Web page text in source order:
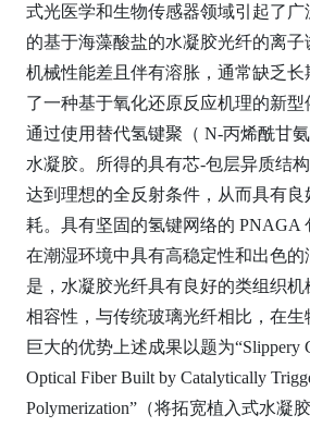
式光医学和生物传感器领域引起了
的基于海藻酸盐的水凝胶光纤的离
机械性能差且伴有溶胀，通常缺乏
了一种基于氧化还原反应机理的新型
通过使用替代氢键聚（ N-丙烯酰甘
水凝胶。所得的具有芯-包层异质结
达到理想的全反射条件，从而具有
耗。具有坚固的氢键网络的 PNAGA
在潮湿环境中具有高稳定性和出色的
是，水凝胶光纤具有良好的类组织
相容性，与传统玻璃光纤相比，在生
巨大的优势上述成果以题为“Slippery
Optical Fiber Built by Catalytically
Polymerization”（将拓宽植入式水凝